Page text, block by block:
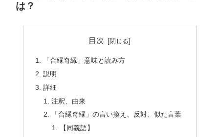
は？
目次
「合縁奇縁」意味と読み方
説明
詳細
注釈、由来
「合縁奇縁」の言い換え、反対、似た言葉
【同義語】